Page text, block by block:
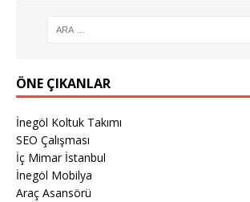
ÖNE ÇIKANLAR
İnegöl Koltuk Takımı
SEO Çalışması
İç Mimar İstanbul
İnegöl Mobilya
Araç Asansörü